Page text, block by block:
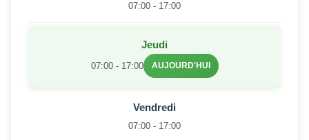
07:00 - 17:00
Jeudi
07:00 - 17:00 AUJOURD'HUI
Vendredi
07:00 - 17:00